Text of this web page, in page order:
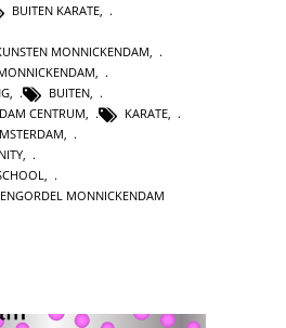
BUITEN KARATE
MONNICKENDAM
BUITEN
CENTRUM, KARATE,
,
,
,
MONNICKENDAM